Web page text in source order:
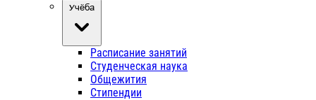
Учёба
Расписание занятий
Студенческая наука
Общежития
Стипендии